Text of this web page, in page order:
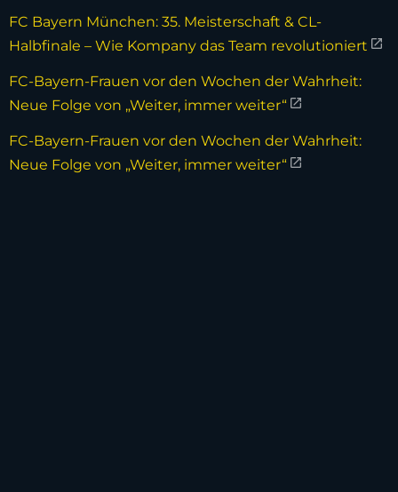
FC Bayern München: 35. Meisterschaft & CL-
Halbfinale – Wie Kompany das Team revolutioniert
FC-Bayern-Frauen vor den Wochen der Wahrheit:
Neue Folge von „Weiter, immer weiter“
FC-Bayern-Frauen vor den Wochen der Wahrheit:
Neue Folge von „Weiter, immer weiter“